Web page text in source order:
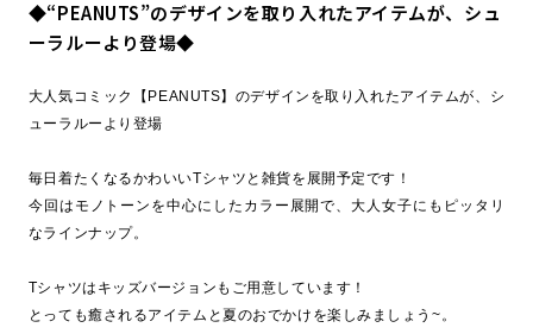
◆“PEANUTS”のデザインを取り入れたアイテムが、シュ
ーラルーより登場◆
大人気コミック【PEANUTS】のデザインを取り入れたアイテムが、シ
ューラルーより登場
毎日着たくなるかわいいTシャツと雑貨を展開予定です！
今回はモノトーンを中心にしたカラー展開で、大人女子にもピッタリ
なラインナップ。
Tシャツはキッズバージョンもご用意しています！
とっても癒されるアイテムと夏のおでかけを楽しみましょう~。